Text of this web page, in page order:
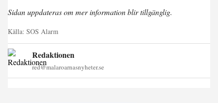
Sidan uppdateras om mer information blir tillgänglig.
Källa: SOS Alarm
Redaktionen
red@malaroarnasnyheter.se